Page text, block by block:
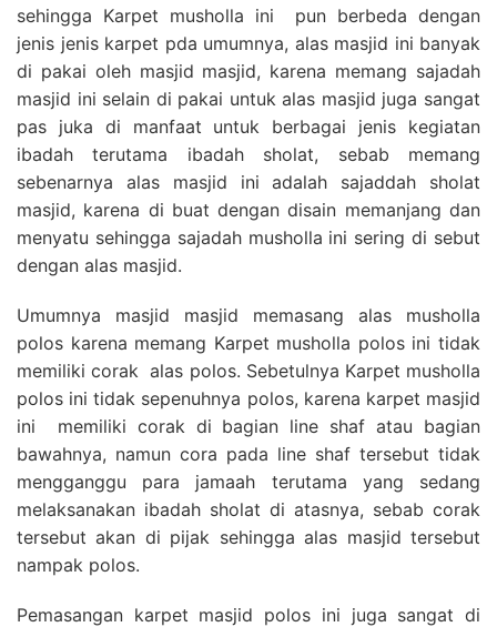
sehingga Karpet musholla ini pun berbeda dengan
jenis jenis karpet pda umumnya, alas masjid ini banyak
di pakai oleh masjid masjid, karena memang sajadah
masjid ini selain di pakai untuk alas masjid juga sangat
pas juka di manfaat untuk berbagai jenis kegiatan
ibadah terutama ibadah sholat, sebab memang
sebenarnya alas masjid ini adalah sajaddah sholat
masjid, karena di buat dengan disain memanjang dan
menyatu sehingga sajadah musholla ini sering di sebut
dengan alas masjid.
Umumnya masjid masjid memasang alas musholla
polos karena memang Karpet musholla polos ini tidak
memiliki corak alas polos. Sebetulnya Karpet musholla
polos ini tidak sepenuhnya polos, karena karpet masjid
ini memiliki corak di bagian line shaf atau bagian
bawahnya, namun cora pada line shaf tersebut tidak
mengganggu para jamaah terutama yang sedang
melaksanakan ibadah sholat di atasnya, sebab corak
tersebut akan di pijak sehingga alas masjid tersebut
nampak polos.
Pemasangan karpet masjid polos ini juga sangat di